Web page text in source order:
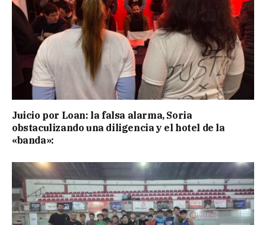
Juicio por Loan: la falsa alarma, Soria
obstaculizando una diligencia y el hotel de la
«banda»: